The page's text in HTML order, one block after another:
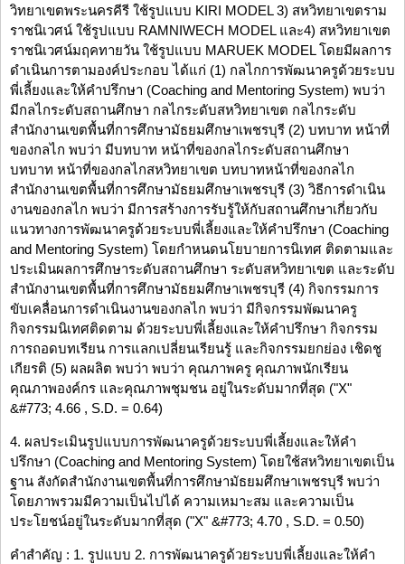
วิทยาเขตพระนครคีรี ใช้รูปแบบ KIRI MODEL 3) สหวิทยาเขตราม
ราชนิเวศน์ ใช้รูปแบบ RAMNIWECH MODEL และ4) สหวิทยาเขต
ราชนิเวศน์มฤคทายวัน ใช้รูปแบบ MARUEK MODEL โดยมีผลการ
ดำเนินการตามองค์ประกอบ ได้แก่ (1) กลไกการพัฒนาครูด้วยระบบ
พี่เลี้ยงและให้คำปรึกษา (Coaching and Mentoring System) พบว่า
มีกลไกระดับสถานศึกษา กลไกระดับสหวิทยาเขต กลไกระดับ
สำนักงานเขตพื้นที่การศึกษามัธยมศึกษาเพชรบุรี (2) บทบาท หน้าที่
ของกลไก พบว่า มีบทบาท หน้าที่ของกลไกระดับสถานศึกษา
บทบาท หน้าที่ของกลไกสหวิทยาเขต บทบาทหน้าที่ของกลไก
สำนักงานเขตพื้นที่การศึกษามัธยมศึกษาเพชรบุรี (3) วิธีการดำเนิน
งานของกลไก พบว่า มีการสร้างการรับรู้ให้กับสถานศึกษาเกี่ยวกับ
แนวทางการพัฒนาครูด้วยระบบพี่เลี้ยงและให้คำปรึกษา (Coaching
and Mentoring System) โดยกำหนดนโยบายการนิเทศ ติดตามและ
ประเมินผลการศึกษาระดับสถานศึกษา ระดับสหวิทยาเขต และระดับ
สำนักงานเขตพื้นที่การศึกษามัธยมศึกษาเพชรบุรี (4) กิจกรรมการ
ขับเคลื่อนการดำเนินงานของกลไก พบว่า มีกิจกรรมพัฒนาครู
กิจกรรมนิเทศติดตาม ด้วยระบบพี่เลี้ยงและให้คำปรึกษา กิจกรรม
การถอดบทเรียน การแลกเปลี่ยนเรียนรู้ และกิจกรรมยกย่อง เชิดชู
เกียรติ (5) ผลผลิต พบว่า พบว่า คุณภาพครู คุณภาพนักเรียน
คุณภาพองค์กร และคุณภาพชุมชน อยู่ในระดับมากที่สุด ("X"
&#773; 4.66 , S.D. = 0.64)
4. ผลประเมินรูปแบบการพัฒนาครูด้วยระบบพี่เลี้ยงและให้คำ
ปรึกษา (Coaching and Mentoring System) โดยใช้สหวิทยาเขตเป็น
ฐาน สังกัดสำนักงานเขตพื้นที่การศึกษามัธยมศึกษาเพชรบุรี พบว่า
โดยภาพรวมมีความเป็นไปได้ ความเหมาะสม และความเป็น
ประโยชน์อยู่ในระดับมากที่สุด ("X" &#773; 4.70 , S.D. = 0.50)
คำสำคัญ : 1. รูปแบบ 2. การพัฒนาครูด้วยระบบพี่เลี้ยงและให้คำ